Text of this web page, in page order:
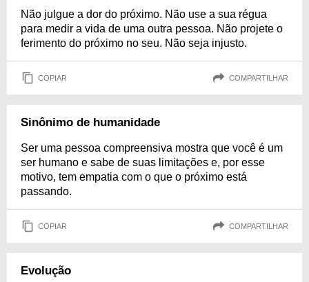
Não julgue a dor do próximo. Não use a sua régua
para medir a vida de uma outra pessoa. Não projete o
ferimento do próximo no seu. Não seja injusto.
COPIAR COMPARTILHAR
Sinônimo de humanidade
Ser uma pessoa compreensiva mostra que você é um
ser humano e sabe de suas limitações e, por esse
motivo, tem empatia com o que o próximo está
passando.
COPIAR COMPARTILHAR
Evolução